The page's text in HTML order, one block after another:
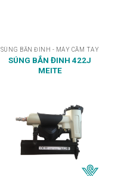
SÚNG BẮN ĐINH - MÁY CẦM TAY
SÚNG BẮN ĐINH 422J
MEITE